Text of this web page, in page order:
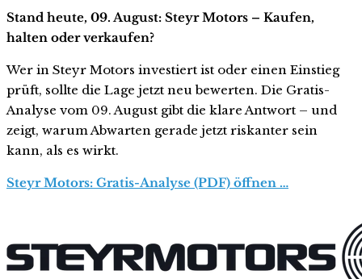
Stand heute, 09. August: Steyr Motors – Kaufen,
halten oder verkaufen?
Wer in Steyr Motors investiert ist oder einen Einstieg
prüft, sollte die Lage jetzt neu bewerten. Die Gratis-
Analyse vom 09. August gibt die klare Antwort – und
zeigt, warum Abwarten gerade jetzt riskanter sein
kann, als es wirkt.
Steyr Motors: Gratis-Analyse (PDF) öffnen …